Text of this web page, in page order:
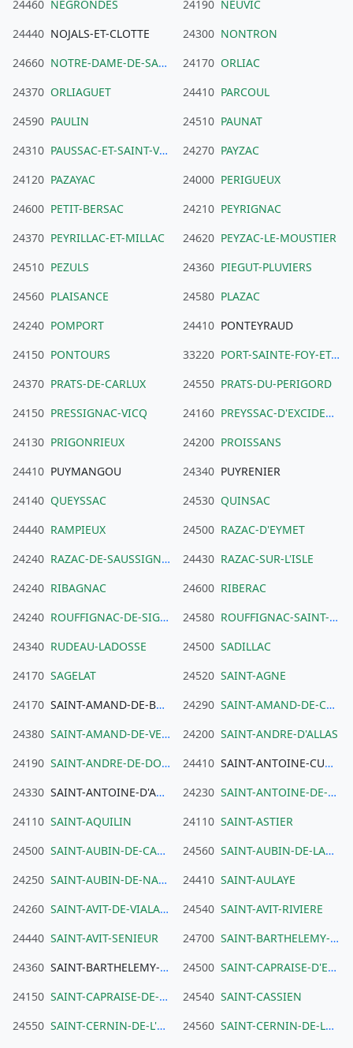
24460 NEGRONDES 24190 NEUVIC
24440 NOJALS-ET-CLOTTE 24300 NONTRON
24660 NOTRE-DAME-DE-SANILHAC 24170 ORLIAC
24370 ORLIAGUET 24410 PARCOUL
24590 PAULIN 24510 PAUNAT
24310 PAUSSAC-ET-SAINT-VIVIEN 24270 PAYZAC
24120 PAZAYAC 24000 PERIGUEUX
24600 PETIT-BERSAC 24210 PEYRIGNAC
24370 PEYRILLAC-ET-MILLAC 24620 PEYZAC-LE-MOUSTIER
24510 PEZULS 24360 PIEGUT-PLUVIERS
24560 PLAISANCE 24580 PLAZAC
24240 POMPORT 24410 PONTEYRAUD
24150 PONTOURS 33220 PORT-SAINTE-FOY-ET-PONCHAPT
24370 PRATS-DE-CARLUX 24550 PRATS-DU-PERIGORD
24150 PRESSIGNAC-VICQ 24160 PREYSSAC-D'EXCIDEUIL
24130 PRIGONRIEUX 24200 PROISSANS
24410 PUYMANGOU 24340 PUYRENIER
24140 QUEYSSAC 24530 QUINSAC
24440 RAMPIEUX 24500 RAZAC-D'EYMET
24240 RAZAC-DE-SAUSSIGNAC 24430 RAZAC-SUR-L'ISLE
24240 RIBAGNAC 24600 RIBERAC
24240 ROUFFIGNAC-DE-SIGOULES 24580 ROUFFIGNAC-SAINT-CERNIN-DE-REILHAC
24340 RUDEAU-LADOSSE 24500 SADILLAC
24170 SAGELAT 24520 SAINT-AGNE
24170 SAINT-AMAND-DE-BELVES 24290 SAINT-AMAND-DE-COLY
24380 SAINT-AMAND-DE-VERGT 24200 SAINT-ANDRE-D'ALLAS
24190 SAINT-ANDRE-DE-DOUBLE 24410 SAINT-ANTOINE-CUMOND
24330 SAINT-ANTOINE-D'AUBEROCHE 24230 SAINT-ANTOINE-DE-BREUILH
24110 SAINT-AQUILIN 24110 SAINT-ASTIER
24500 SAINT-AUBIN-DE-CADELECH 24560 SAINT-AUBIN-DE-LANQUAIS
24250 SAINT-AUBIN-DE-NABIRAT 24410 SAINT-AULAYE
24260 SAINT-AVIT-DE-VIALARD 24540 SAINT-AVIT-RIVIERE
24440 SAINT-AVIT-SENIEUR 24700 SAINT-BARTHELEMY-DE-BELLEGARDE
24360 SAINT-BARTHELEMY-DE-BUSSIERE 24500 SAINT-CAPRAISE-D'EYMET
24150 SAINT-CAPRAISE-DE-LALINDE 24540 SAINT-CASSIEN
24550 SAINT-CERNIN-DE-L'HERM 24560 SAINT-CERNIN-DE-LABARDE